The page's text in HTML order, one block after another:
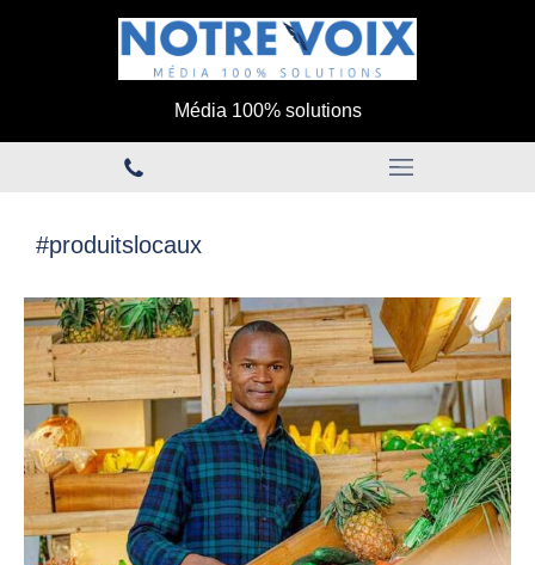
Média 100% solutions
#produitslocaux